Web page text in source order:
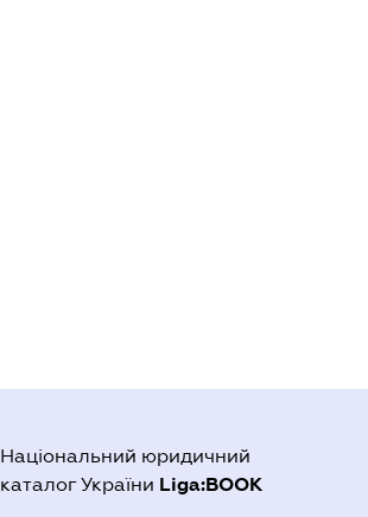
Національний юридичний
каталог України Liga:BOOK